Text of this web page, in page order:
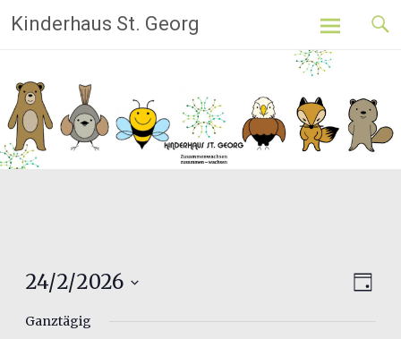
toKinderhaus St. Georg
Tag
24/2/2026
wählen.
Ganztägig